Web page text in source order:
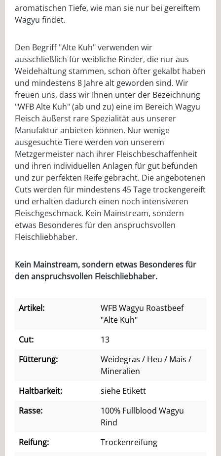
aromatischen Tiefe, wie man sie nur bei gereiftem
Wagyu findet.
Den Begriff "Alte Kuh" verwenden wir
ausschließlich für weibliche Rinder, die nur aus
Weidehaltung stammen, schon öfter gekalbt haben
und mindestens 8 Jahre alt geworden sind. Wir
freuen uns, dass wir Ihnen unter der Bezeichnung
"WFB Alte Kuh" (ab und zu) eine im Bereich Wagyu
Fleisch äußerst rare Spezialität aus unserer
Manufaktur anbieten können. Nur wenige
ausgesuchte Tiere werden von unserem
Metzgermeister nach ihrer Fleischbeschaffenheit
und ihren individuellen Anlagen für gut befunden
und zur perfekten Reife gebracht. Die angebotenen
Cuts werden für mindestens 45 Tage trockengereift
und erhalten dadurch einen noch intensiveren
Fleischgeschmack. Kein Mainstream, sondern
etwas Besonderes für den anspruchsvollen
Fleischliebhaber.
Kein Mainstream, sondern etwas Besonderes für
den anspruchsvollen Fleischliebhaber.
Artikel:
WFB Wagyu Roastbeef
"Alte Kuh"
Cut:
13
Fütterung:
Weidegras / Heu / Mais /
Mineralien
Haltbarkeit:
siehe Etikett
Rasse:
100% Fullblood Wagyu
Rind
Reifung:
Trockenreifung